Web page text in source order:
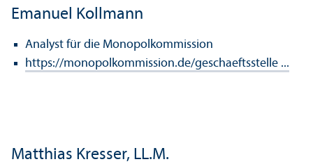
Emanuel Kollmann
Analyst für die Monopol­kommission
https://monopolkommission.de/geschaeftsstelle ...
Matthias Kresser, LL.M.